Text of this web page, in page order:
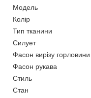
Модель
Колір
Тип тканини
Силует
Фасон вирізу горловини
Фасон рукава
Стиль
Стан